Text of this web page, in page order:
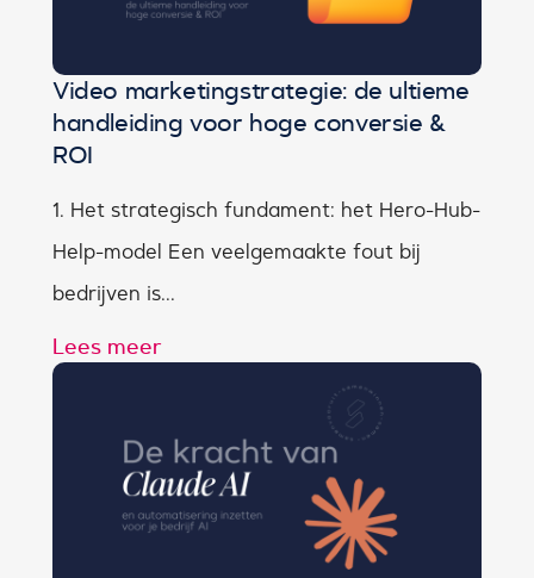
Video marketingstrategie: de ultieme
handleiding voor hoge conversie &
ROI
1. Het strategisch fundament: het Hero-Hub-
Help-model Een veelgemaakte fout bij
bedrijven is...
Lees meer